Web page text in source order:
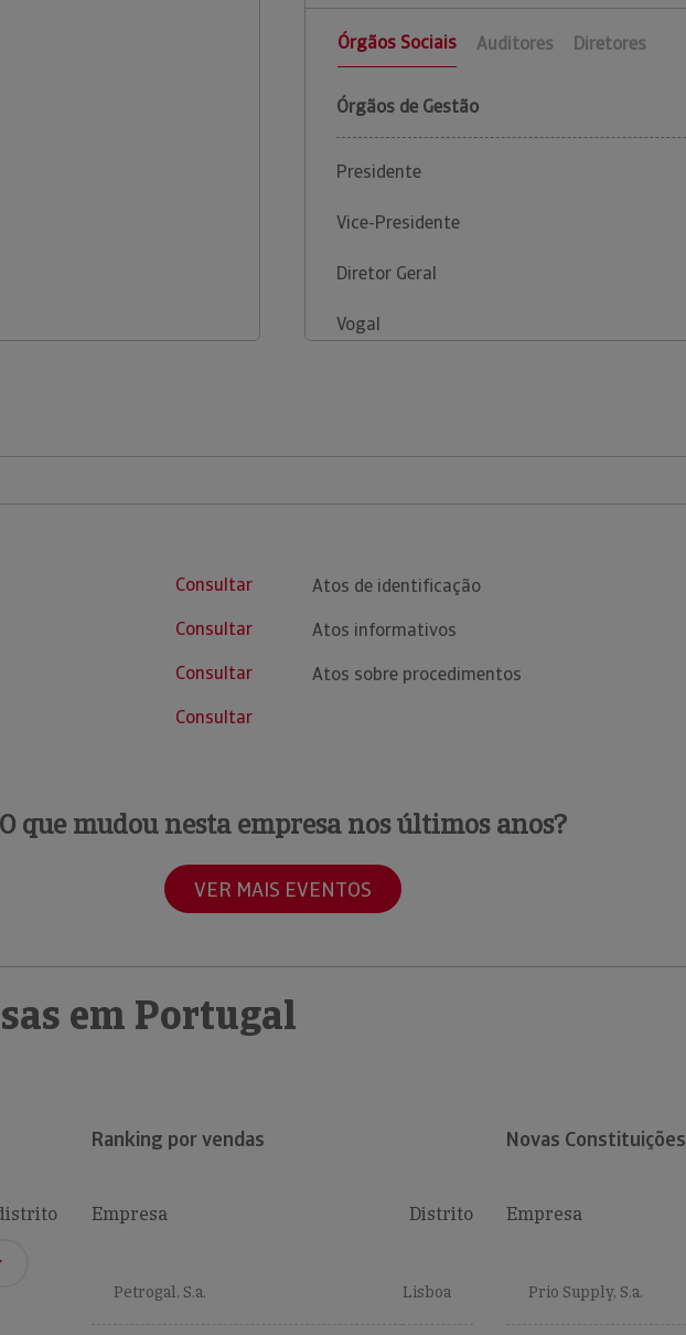
Órgãos Sociais Auditores Diretores
Órgãos de Gestão
Presidente
Vice-Presidente
Diretor Geral
Vogal
Consultar
Consultar
Consultar
Consultar
Atos de identificação
Atos informativos
Atos sobre procedimentos
O que mudou nesta empresa nos últimos anos?
VER MAIS EVENTOS
em Portugal
Ranking por vendas
Empresa Distrito
Petrogal, S.a. Lisboa
Novas Constituições
Empresa
Prio Supply, S.a.